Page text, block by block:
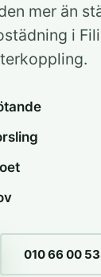
mer än
i
010 66 00